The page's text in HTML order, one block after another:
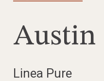
Austin
Linea Pure